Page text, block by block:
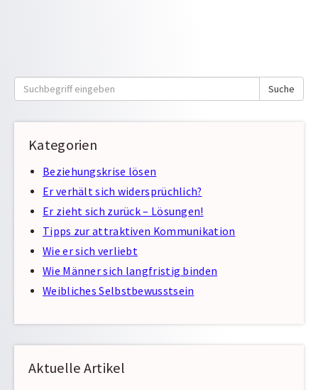
Suche
nach:
Suche
Kategorien
Beziehungskrise lösen
Er verhält sich widersprüchlich?
Er zieht sich zurück – Lösungen!
Tipps zur attraktiven Kommunikation
Wie er sich verliebt
Wie Männer sich langfristig binden
Weibliches Selbstbewusstsein
Aktuelle Artikel